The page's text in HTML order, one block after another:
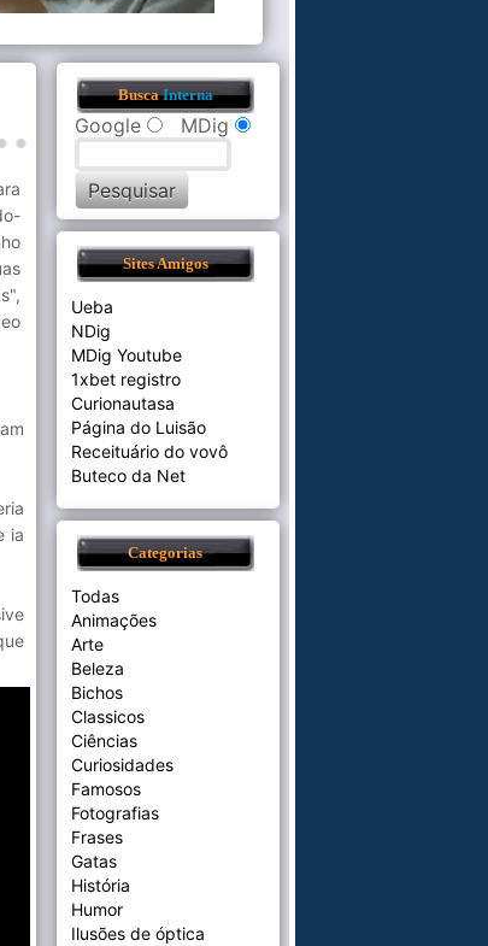
ia
BuscaInterna
Google MDig
Sites Amigos
Ueba
NDig
MDig Youtube
1xbet registro
Curionautasa
Página do Luisão
Receituário do vovô
Buteco da Net
Categorias
Todas
Animações
Arte
Beleza
Bichos
Classicos
Ciências
Curiosidades
Famosos
Fotografias
Frases
Gatas
História
Humor
Ilusões de óptica